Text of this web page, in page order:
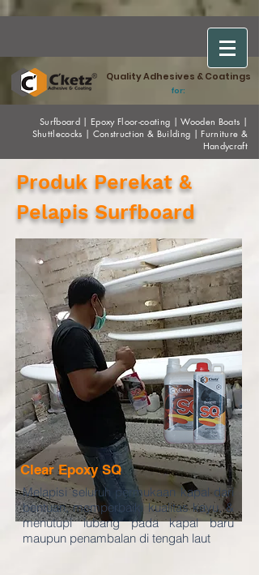
Quality Adhesives & Coatings
for:
Surfboard |Epoxy Floor-coating |Wooden Boats |
Shuttlecocks | Construction & Building |Furniture &
Handycraft
Produk Perekat &
Pelapis Surfboard
Clear Epoxy SQ
Melapisi seluruh permukaan kapal dari
bentuan, memperbaiki kualitas kayu, &
menutupi lubang pada kapal baru
maupun penambalan di tengah laut